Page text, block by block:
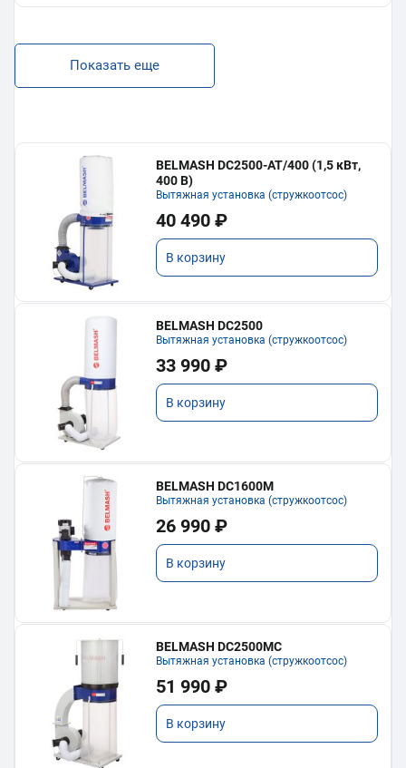
Показать еще
BELMASH DC2500-AT/400 (1,5 кВт,
400 В)
Вытяжная установка (стружкоотсос)
40 490 ₽
В корзину
BELMASH DC2500
Вытяжная установка (стружкоотсос)
33 990 ₽
В корзину
BELMASH DC1600M
Вытяжная установка (стружкоотсос)
26 990 ₽
В корзину
BELMASH DC2500MC
Вытяжная установка (стружкоотсос)
51 990 ₽
В корзину